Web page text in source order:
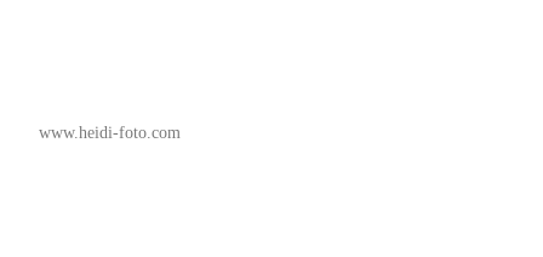
www.heidi-foto.com